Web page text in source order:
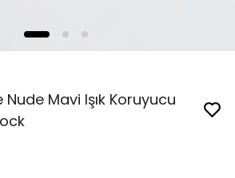
Mavi Işık Koruyucu